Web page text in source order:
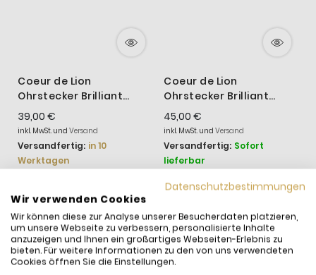
Coeur de Lion
Ohrstecker Brilliant
Square Rosa Silberton
0501/21-1917
39,00 €
inkl. MwSt. und Versand
Versandfertig: in 10
Werktagen
Coeur de Lion
Ohrstecker Brilliant
Square Klar Roségold
0501/21-1822
45,00 €
inkl. MwSt. und Versand
Versandfertig: Sofort
lieferbar
WIR HABEN ANDERE
PRODUKTE GEFUNDEN,
DIE IHNEN GEFALLEN
Datenschutzbestimmungen
Wir verwenden Cookies
Wir können diese zur Analyse unserer Besucherdaten platzieren,
um unsere Webseite zu verbessern, personalisierte Inhalte
anzuzeigen und Ihnen ein großartiges Webseiten-Erlebnis zu
bieten. Für weitere Informationen zu den von uns verwendeten
Cookies öffnen Sie die Einstellungen.